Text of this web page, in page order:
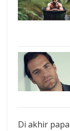
Di akhir